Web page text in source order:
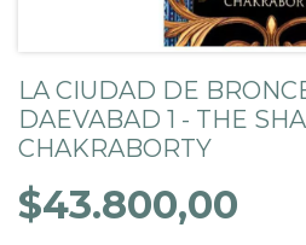
LA CIUDAD DE
DAEVABAD 1 - THE
CHAKRABORTY
$43.800,00